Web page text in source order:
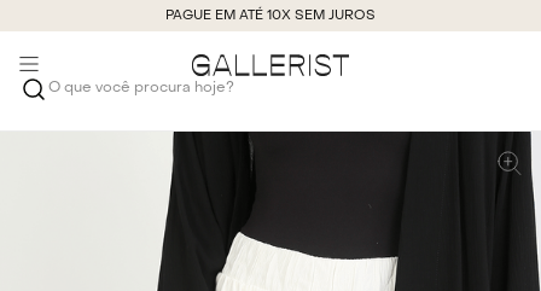
PAGUE EM ATÉ 10X SEM JUROS
O que você procura hoje?